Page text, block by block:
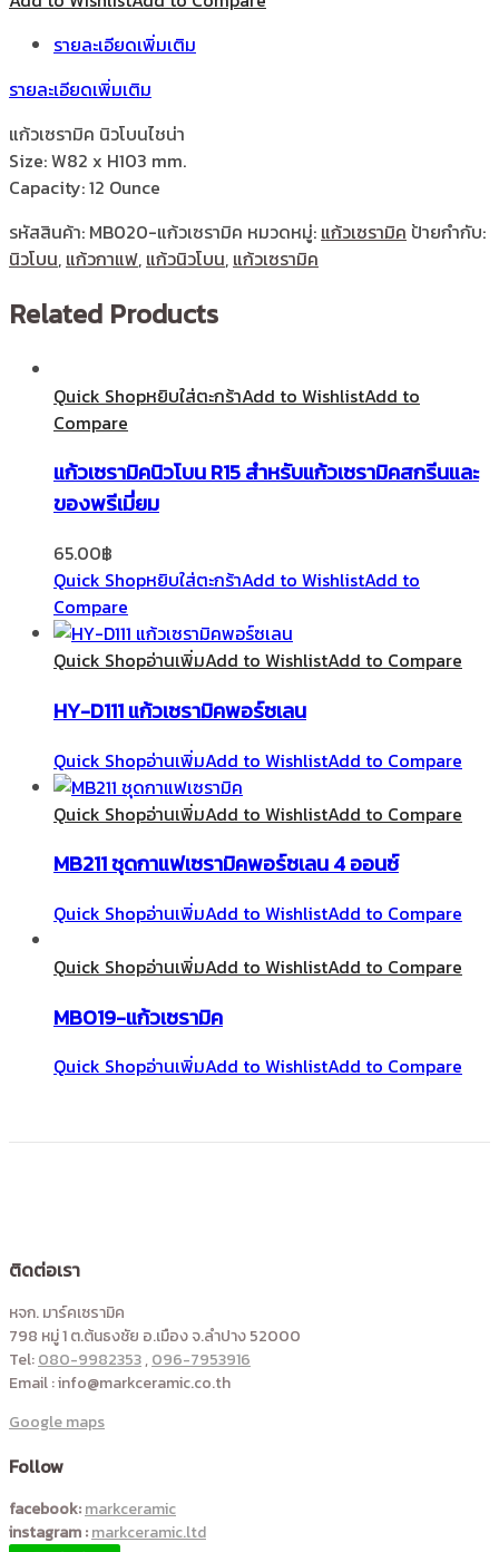
รายละเอียดเพิ่มเติม
รายละเอียดเพิ่มเติม
แก้วเซรามิค นิวโบนไชน่า
Size: W82 x H103 mm.
Capacity: 12 Ounce
รหัสสินค้า: MB020-แก้วเซรามิค หมวดหมู่: แก้วเซรามิค ป้ายกำกับ:
นิวโบน, แก้วกาแฟ, แก้วนิวโบน, แก้วเซรามิค
Related Products
Quick Shopหยิบใส่ตะกร้าAdd to WishlistAdd to
Compare
แก้วเซรามิคนิวโบน R15 สำหรับแก้วเซรามิคสกรีนและ
ของพรีเมี่ยม
65.00฿
Quick Shopหยิบใส่ตะกร้าAdd to WishlistAdd to
Compare
Quick Shopอ่านเพิ่มAdd to WishlistAdd to Compare
HY-D111 แก้วเซรามิคพอร์ซเลน
Quick Shopอ่านเพิ่มAdd to WishlistAdd to Compare
Quick Shopอ่านเพิ่มAdd to WishlistAdd to Compare
MB211 ชุดกาแฟเซรามิคพอร์ซเลน 4 ออนซ์
Quick Shopอ่านเพิ่มAdd to WishlistAdd to Compare
Quick Shopอ่านเพิ่มAdd to WishlistAdd to Compare
MB019-แก้วเซรามิค
Quick Shopอ่านเพิ่มAdd to WishlistAdd to Compare
ติดต่อเรา
หจก. มาร์คเซรามิค
798 หมู่ 1 ต.ต้นธงชัย อ.เมือง จ.ลำปาง 52000
Tel:080-9982353,096-7953916
Email : info@markceramic.co.th
Google maps
Follow
facebook:markceramic
instagram :markceramic.ltd